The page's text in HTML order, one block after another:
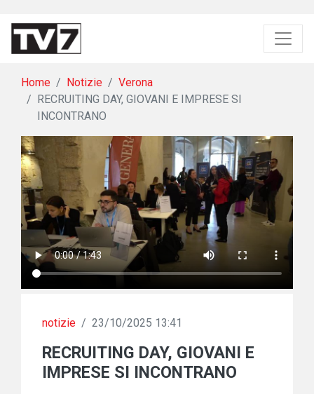
Home Notizie
Verona
RECRUITING DAY, GIOVANI E IMPRESE SI
INCONTRANO
notizie / 23/10/2025 13:41
RECRUITING DAY, GIOVANI E
IMPRESE SI INCONTRANO